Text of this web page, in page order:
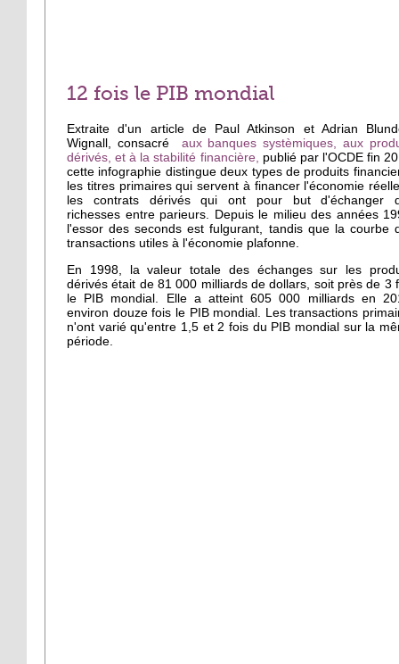
12 fois le PIB mondial
Extraite d'un article de Paul Atkinson et Adrian
Wignall, consacré aux banques systèmiques, aux
dérivés, et à la stabilité financière, publié par l'OCDE fin
cette infographie distingue deux types de produits
les titres primaires qui servent à financer l'économie
les contrats dérivés qui ont pour but d'échanger
richesses entre parieurs. Depuis le milieu des années
l'essor des seconds est fulgurant, tandis que la courbe
transactions utiles à l'économie plafonne.
En 1998, la valeur totale des échanges sur les
dérivés était de 81 000 milliards de dollars, soit près de 3
le PIB mondial. Elle a atteint 605 000 milliards en
environ douze fois le PIB mondial. Les transactions
n'ont varié qu'entre 1,5 et 2 fois du PIB mondial sur la
période.